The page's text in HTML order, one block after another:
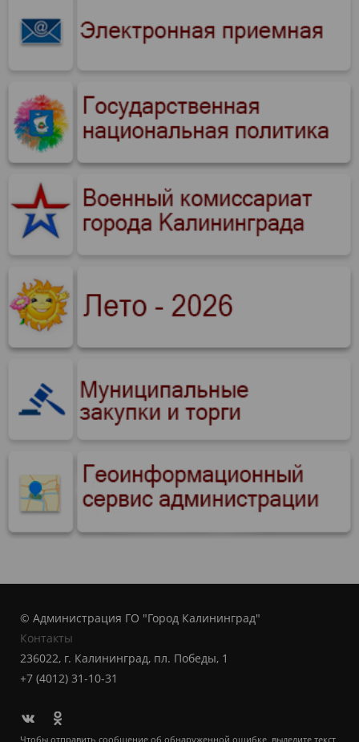
© Администрация ГО "Город Калининград"
Контакты
236022, г. Калининград, пл. Победы, 1
+7 (4012) 31-10-31
Чтобы отправить сообщение об обнаруженной ошибке, выделите текст